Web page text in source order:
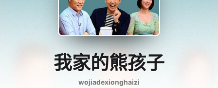
我家的熊孩子
wojiadexionghaizi